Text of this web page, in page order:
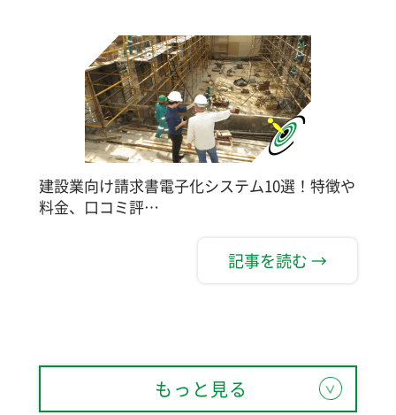
建設業向け請求書電子化システム10選！特徴や
料金、口コミ評…
記事を読む →
もっと見る